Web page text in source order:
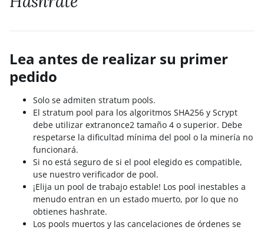
Lea antes de realizar su primer
pedido
Solo se admiten stratum pools.
El stratum pool para los algoritmos SHA256 y Scrypt
debe utilizar extranonce2 tamaño 4 o superior. Debe
respetarse la dificultad mínima del pool o la minería no
funcionará.
Si no está seguro de si el pool elegido es compatible,
use nuestro verificador de pool.
¡Elija un pool de trabajo estable! Los pool inestables a
menudo entran en un estado muerto, por lo que no
obtienes hashrate.
Los pools muertos y las cancelaciones de órdenes se